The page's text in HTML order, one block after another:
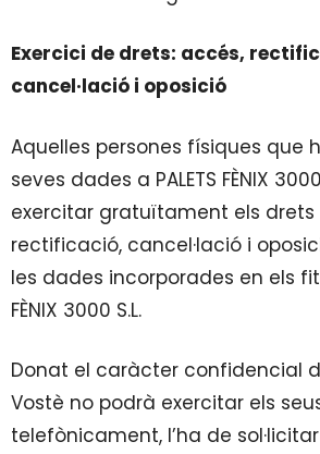
Exercici de drets: accés,
cancel·lació i oposició
Aquelles persones físiques que
seves dades a PALETS FÈNIX
exercitar gratuïtament els drets
rectificació, cancel·lació i
les dades incorporades en els
FÈNIX 3000 S.L.
Donat el caràcter confidencial
Vostè no podrà exercitar els
telefònicament, l’ha de